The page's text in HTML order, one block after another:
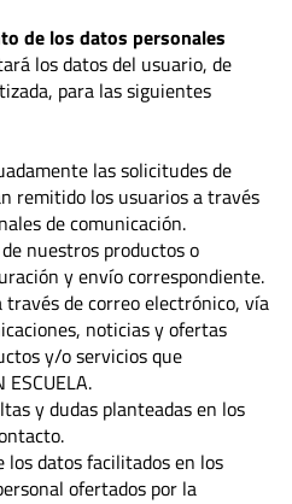
de los datos personales
los datos del usuario, de
para las siguientes
las solicitudes de
remitido los usuarios a través
de comunicación.
nuestros productos o
y envío correspondiente.
de correo electrónico, vía
noticias y ofertas
y/o servicios que
y dudas planteadas en los
los datos facilitados en los
ofertados por la